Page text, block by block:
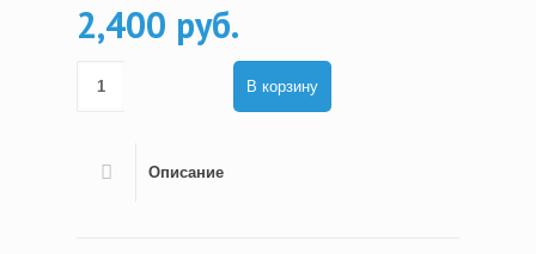
2,400 руб.
В корзину
Описание